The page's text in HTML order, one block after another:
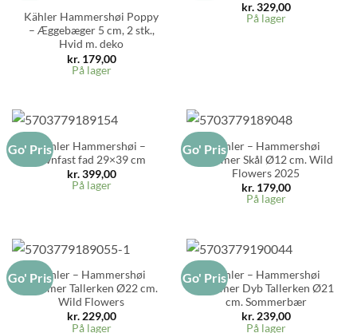
Kähler Hammershøi Poppy
– Æggebæger 5 cm, 2 stk.,
Hvid m. deko
kr.179,00
På lager
kr.329,00
På lager
Go' PrisKähler Hammershøi –
Ovnfast fad 29×39 cm
kr.399,00
På lager
Go' PrisKähler – Hammershøi
Sommer Skål Ø12 cm. Wild
Flowers 2025
kr.179,00
På lager
Go' PrisKähler – Hammershøi
Sommer Tallerken Ø22 cm.
Wild Flowers
kr.229,00
På lager
Go' PrisKähler – Hammershøi
Sommer Dyb Tallerken Ø21
cm. Sommerbær
kr.239,00
På lager